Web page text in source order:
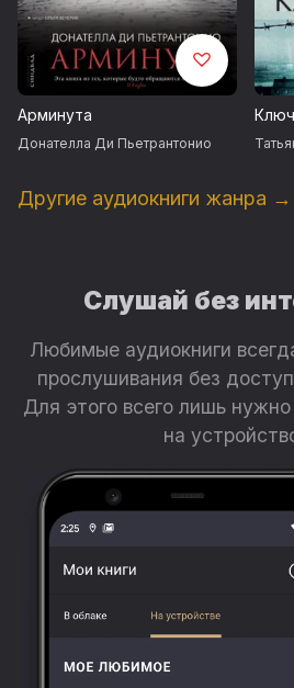
© Татьяна Набатникова, перевод,
© ООО «Издательский Дом
издание, 2020
Арминута
Донателла Ди Пьетрантонио
Другие аудиокниги жанра →
Слушай без
Любимые аудиокниги
прослушивания без
Для этого всего лишь нужно
на